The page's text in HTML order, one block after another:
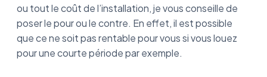
ou tout le coût de l’installation, je vous conseille de
poser le pour ou le contre. En effet, il est possible
que ce ne soit pas rentable pour vous si vous louez
pour une courte période par exemple.